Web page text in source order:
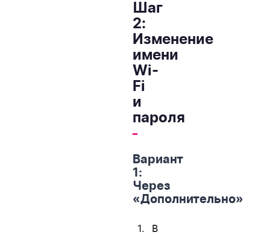
Шаг
2:
Изменение
имени
Wi-
Fi
и
пароля
Вариант
1:
Через
«Дополнительно»
В